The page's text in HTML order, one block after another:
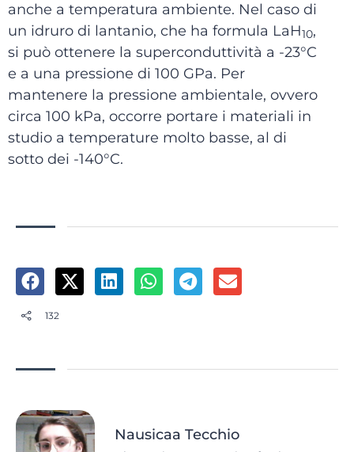
anche a temperatura ambiente. Nel caso di
un idruro di lantanio, che ha formula LaH10,
si può ottenere la superconduttività a -23°C
e a una pressione di 100 GPa. Per
mantenere la pressione ambientale, ovvero
circa 100 kPa, occorre portare i materiali in
studio a temperature molto basse, al di
sotto dei -140°C.
132
Nausicaa Tecchio